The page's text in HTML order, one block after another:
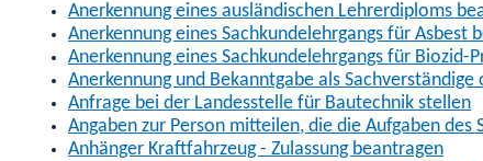
Anerkennung eines ausländischen Lehrerdiploms
Anerkennung eines Sachkundelehrgangs für Asbest
Anerkennung eines Sachkundelehrgangs für Biozid-
Anerkennung und Bekanntgabe als
Anfrage bei der Landesstelle für Bautechnik stellen
Angaben zur Person mitteilen, die die Aufgaben
Anhänger Kraftfahrzeug - Zulassung beantragen